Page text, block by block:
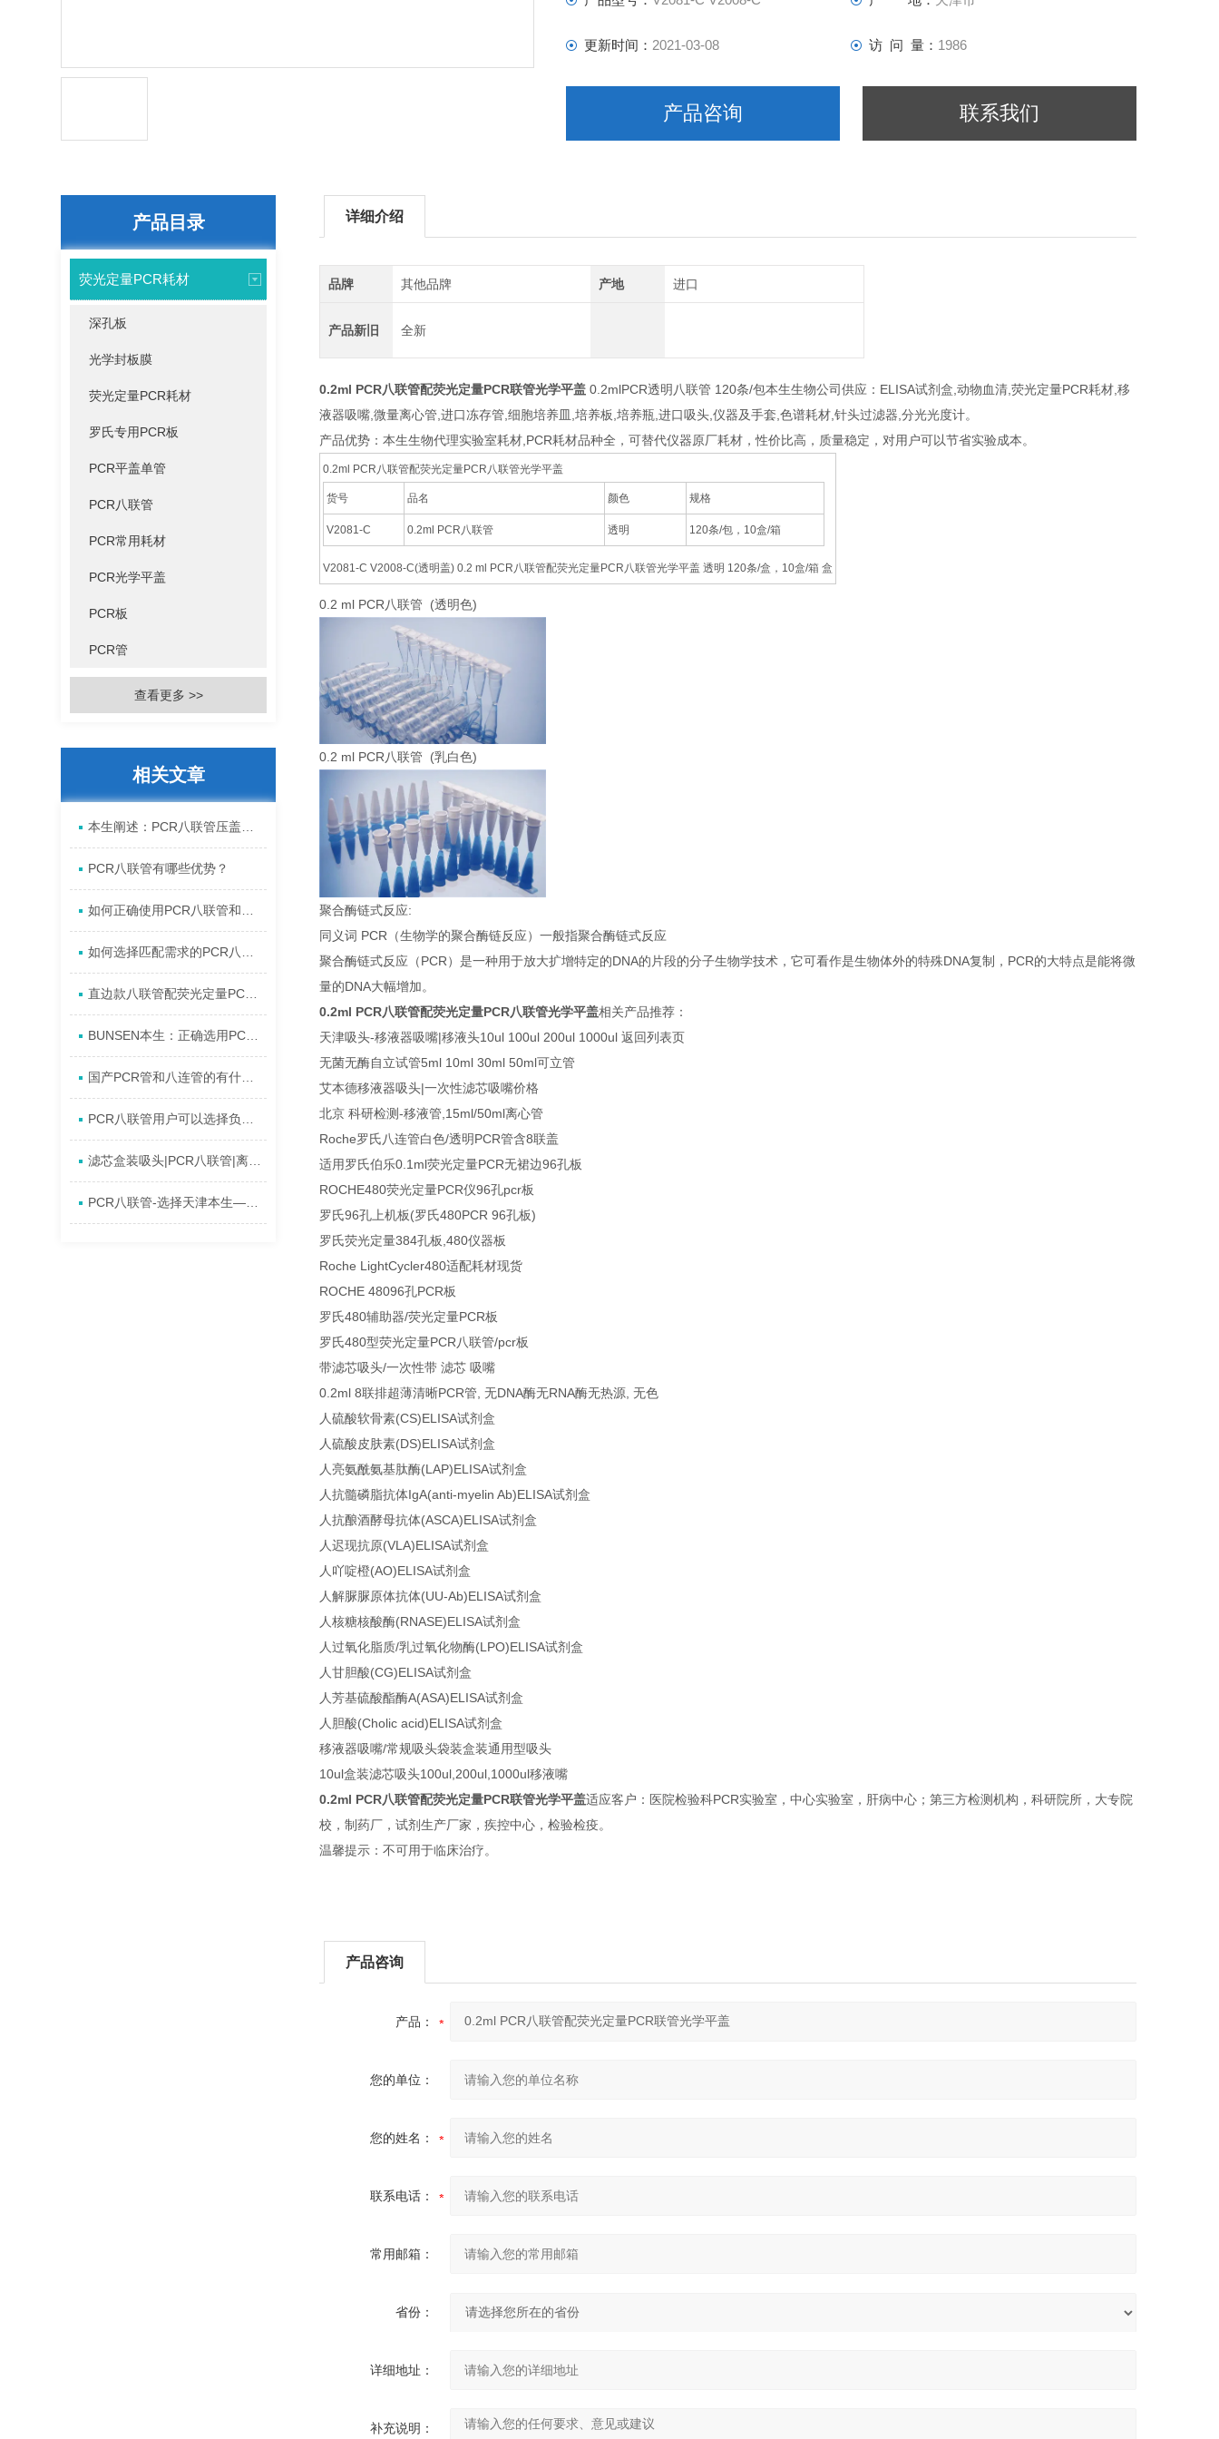
更新时间： 2021-03-08 访 问 量： 1986
产品咨询 联系我们
产品目录
荧光定量PCR耗材
深孔板
光学封板膜
荧光定量PCR耗材
罗氏专用PCR板
PCR平盖单管
PCR八联管
PCR常用耗材
PCR光学平盖
PCR板
PCR管
查看更多 >>
相关文章
PCR八联管有哪些优势？
详细介绍
品牌 其他品牌 产地 进口
产品新旧 全新
0.2ml PCR八联管配荧光定量PCR联管光学平盖0.2mlPCR透明八联管 120条/包本生生物公司供应：ELISA试剂盒,动物血清,荧光定量PCR耗材,移
液器吸嘴,微量离心管,进口冻存管,细胞培养皿,培养板,培养瓶,进口吸头,仪器及手套,色谱耗材,针头过滤器,分光光度计。
产品优势：本生生物代理实验室耗材,PCR耗材品种全，可替代仪器原厂耗材，性价比高，质量稳定，对用户可以节省实验成本。
0.2ml PCR八联管配荧光定量PCR八联管光学平盖
货号 品名 颜色 规格
V2081-C 0.2ml PCR八联管 透明 120条/包，10盒/箱
V2081-C V2008-C(透明盖) 0.2 ml PCR八联管配荧光定量PCR八联管光学平盖 透明 120条/盒，10盒/箱 盒
0.2 ml PCR八联管 (透明色)
0.2 ml PCR八联管 (乳白色)
聚合酶链式反应:
同义词 PCR（生物学的聚合酶链反应）一般指聚合酶链式反应
聚合酶链式反应（PCR）是一种用于放大扩增特定的DNA的片段的分子生物学技术，它可看作是生物体外的特殊DNA复制，PCR的大特点是能将微
量的DNA大幅增加。
0.2ml PCR八联管配荧光定量PCR八联管光学平盖相关产品推荐：
天津吸头-移液器吸嘴|移液头10ul 100ul 200ul 1000ul 返回列表页
无菌无酶自立试管5ml 10ml 30ml 50ml可立管
艾本德移液器吸头|一次性滤芯吸嘴价格
北京 科研检测-移液管,15ml/50ml离心管
Roche罗氏八连管白色/透明PCR管含8联盖
适用罗氏伯乐0.1ml荧光定量PCR无裙边96孔板
ROCHE480荧光定量PCR仪96孔pcr板
罗氏96孔上机板(罗氏480PCR 96孔板)
罗氏荧光定量384孔板,480仪器板
Roche LightCycler480适配耗材现货
ROCHE 48096孔PCR板
罗氏480辅助器/荧光定量PCR板
罗氏480型荧光定量PCR八联管/pcr板
带滤芯吸头/一次性带 滤芯 吸嘴
0.2ml 8联排超薄清晰PCR管, 无DNA酶无RNA酶无热源, 无色
人硫酸软骨素(CS)ELISA试剂盒
人硫酸皮肤素(DS)ELISA试剂盒
人亮氨酰氨基肽酶(LAP)ELISA试剂盒
人抗髓磷脂抗体IgA(anti-myelin Ab)ELISA试剂盒
人抗酿酒酵母抗体(ASCA)ELISA试剂盒
人迟现抗原(VLA)ELISA试剂盒
人吖啶橙(AO)ELISA试剂盒
人解脲脲原体抗体(UU-Ab)ELISA试剂盒
人核糖核酸酶(RNASE)ELISA试剂盒
人过氧化脂质/乳过氧化物酶(LPO)ELISA试剂盒
人甘胆酸(CG)ELISA试剂盒
人芳基硫酸酯酶A(ASA)ELISA试剂盒
人胆酸(Cholic acid)ELISA试剂盒
移液器吸嘴/常规吸头袋装盒装通用型吸头
10ul盒装滤芯吸头100ul,200ul,1000ul移液嘴
0.2ml PCR八联管配荧光定量PCR联管光学平盖适应客户：医院检验科PCR实验室，中心实验室，肝病中心；第三方检测机构，科研院所，大专院
校，制药厂，试剂生产厂家，疾控中心，检验检疫。
温馨提示：不可用于临床治疗。
产品咨询
产品：
您的单位：
您的姓名：
联系电话：
常用邮箱：
省份：
详细地址：
补充说明：